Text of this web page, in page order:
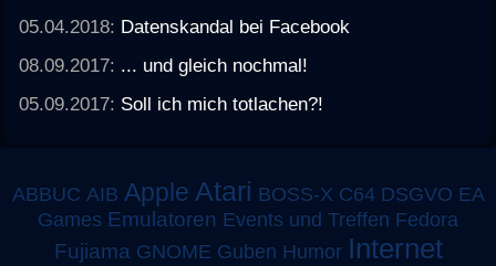
05.04.2018: Datenskandal bei Facebook
08.09.2017: ... und gleich nochmal!
05.09.2017: Soll ich mich totlachen?!
ABBUC AIB Apple Atari BOSS-X C64 DSGVO EA
Games Emulatoren Events und Treffen Fedora
Fujiama GNOME Guben Humor Internet